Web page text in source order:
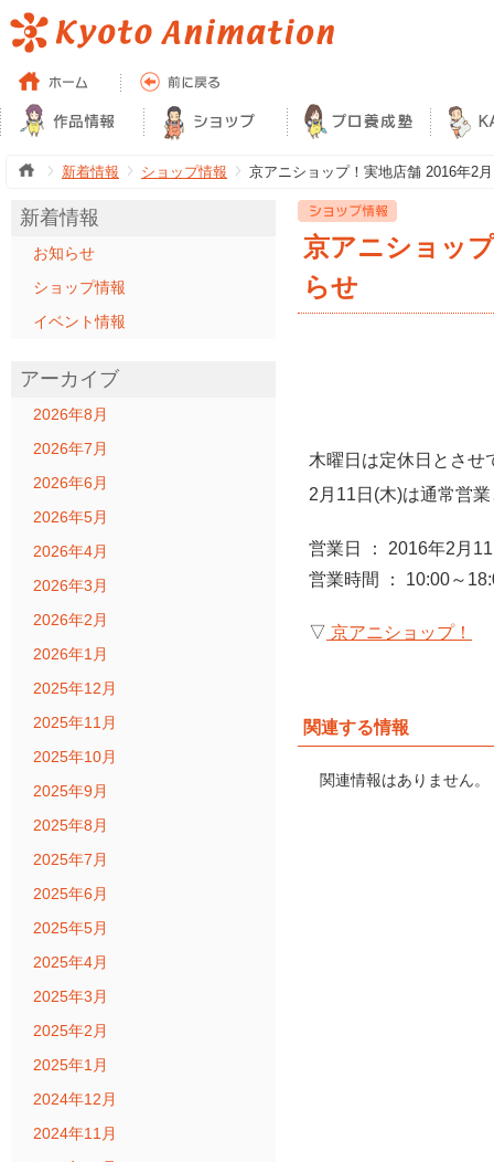
新着情報 ショップ情報 京アニショップ！実地店舗 2016年2
新着情報
お知らせ
ショップ情報
イベント情報
アーカイブ
2026年8月
2026年7月
2026年6月
2026年5月
2026年4月
2026年3月
2026年2月
2026年1月
2025年12月
2025年11月
2025年10月
2025年9月
2025年8月
2025年7月
2025年6月
2025年5月
2025年4月
2025年3月
2025年2月
2025年1月
2024年12月
2024年11月
京アニショッ
らせ
木曜日は定休日とさせ
2月11日(木)は通常営
営業日 ： 2016年2月
営業時間 ： 10:00～
▽ 京アニショップ！
関連する情報
関連情報はありません。